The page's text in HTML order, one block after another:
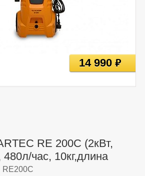
RE 200C (2кВт,
час, 10кг,длина
RE200C
14 990руб